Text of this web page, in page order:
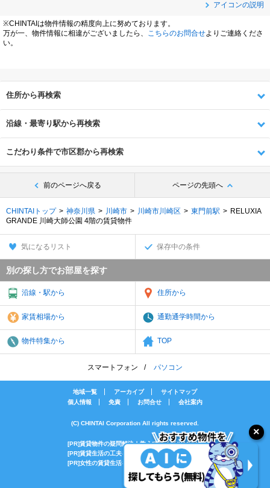
アイコンの説明
※CHINTAIは物件情報の精度向上に努めております。
万が一、物件情報に相違がございましたら、
こちらのお問合せよりご連絡くださ
い。
住所から再検索
沿線・最寄り駅から再検索
こだわり条件で市区郡から再検索
前のページへ戻る ページの先頭へ
CHINTAIトップ 神奈川県 川崎市 川崎市川崎区 東門前駅
RELUXIA
GRANDE 川崎大師公園 4階の賃貸物件
気になるリスト 保存中の条件
別の探し方でお部屋を探す
沿線・駅から 住所から
家賃相場から 通勤通学時間から
物件特集から TOP
スマートフォン パソコン
地域一覧 アーカイブ
サイトマップ
個人情報
免責 お問合せ 会社案内
(C) CHINTAI Corporation All rights reserved.
[PR]賃貸物件の疑問解決！教えてエイブルAGENT
[PR]賃貸生活の工夫を紹介！CHINTAI情報局
[PR]女性の賃貸生活を応援！Woman.CHINTAI